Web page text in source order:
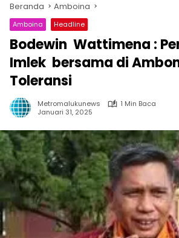
Beranda Amboina
Amboina Headline
Bodewin Wattimena :
Imlek bersama di
Toleransi
Metromalukunews
1 Min Baca
Januari 31, 2025